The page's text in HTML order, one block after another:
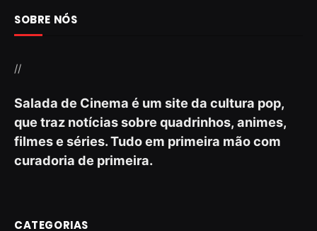
SOBRE NÓS
//
Salada de Cinema é um site da cultura pop,
que traz notícias sobre quadrinhos, animes,
filmes e séries. Tudo em primeira mão com
curadoria de primeira.
CATEGORIAS